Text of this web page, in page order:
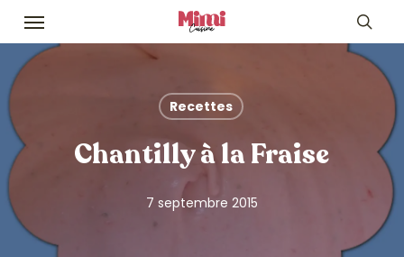
Skip
main
content
Menu
Recettes
Chantilly à la Fraise
7 septembre 2015